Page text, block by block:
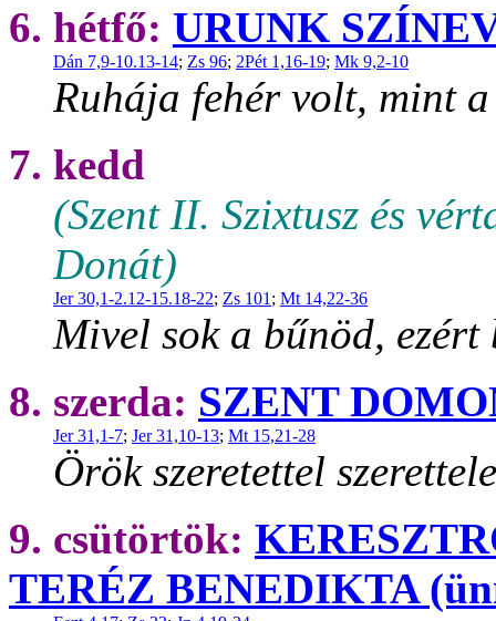
6. hétfő: URUNK
Dán 7,9-10.13-14; Zs 96; 2Pét 1,16-19; Mk 9,2-10
Ruhája fehér volt, mint
7. kedd
(Szent II. Szixtusz és
Donát)
Jer 30,1-2.12-15.18-22; Zs 101 ; Mt 14,22-36
Mivel sok a bűnöd, ezért
8. szerda: SZENT
Jer 31,1-7; Jer 31,10-13; Mt 15,21-28
Örök szeretettel
9. csütörtök:
TERÉZ BENEDIKTA